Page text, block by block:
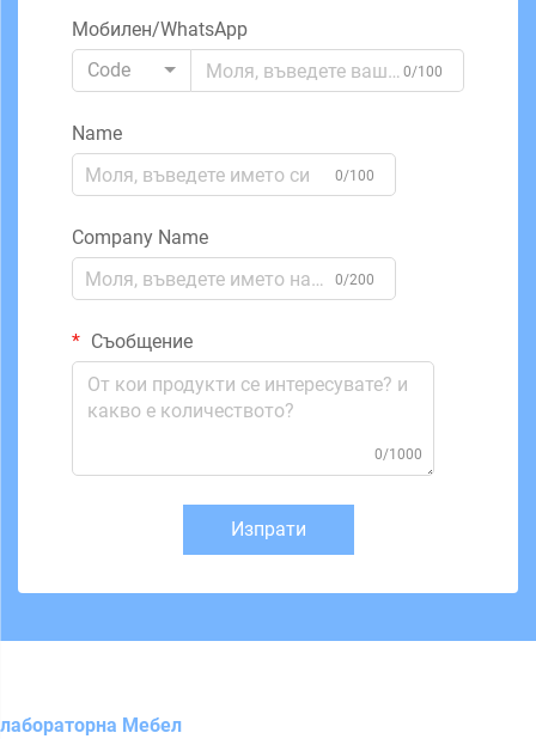
Мобилен/WhatsApp
Code
0/100
Name
0/100
Company Name
0/200
Съобщение
0/1000
Изпрати
лабораторна Мебел